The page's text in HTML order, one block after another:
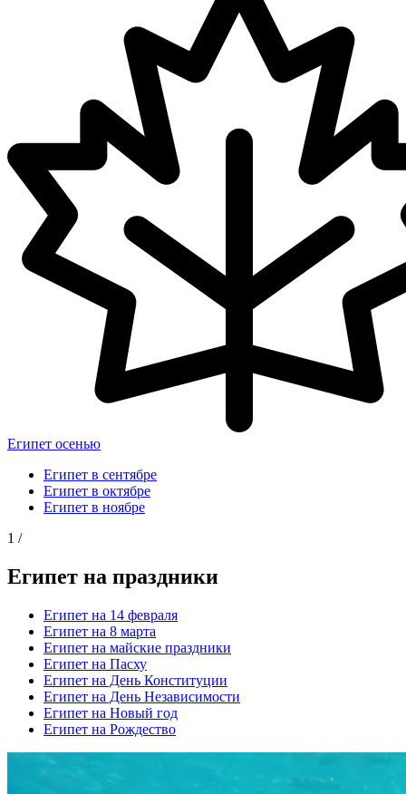
Египет осенью
Египет в сентябре
Египет в октябре
Египет в ноябре
1 /
Египет на праздники
Египет на 14 февраля
Египет на 8 марта
Египет на майские праздники
Египет на Пасху
Египет на День Конституции
Египет на День Независимости
Египет на Новый год
Египет на Рождество